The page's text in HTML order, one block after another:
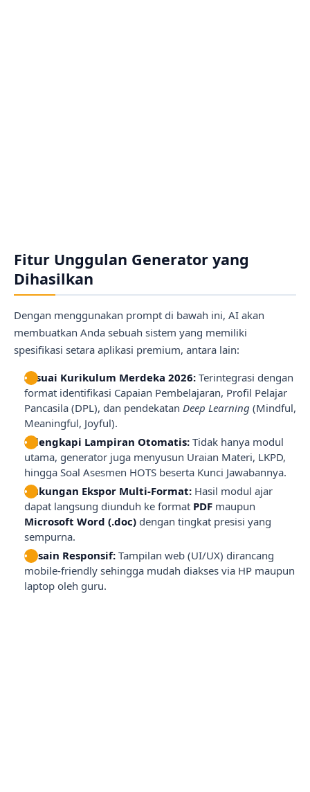
Fitur Unggulan Generator yang
Dihasilkan
Dengan menggunakan prompt di bawah ini, AI akan
membuatkan Anda sebuah sistem yang memiliki
spesifikasi setara aplikasi premium, antara lain:
Sesuai Kurikulum Merdeka 2026: Terintegrasi dengan
format identifikasi Capaian Pembelajaran, Profil Pelajar
Pancasila (DPL), dan pendekatan Deep Learning (Mindful,
Meaningful, Joyful).
Dilengkapi Lampiran Otomatis: Tidak hanya modul
utama, generator juga menyusun Uraian Materi, LKPD,
hingga Soal Asesmen HOTS beserta Kunci Jawabannya.
Dukungan Ekspor Multi-Format: Hasil modul ajar
dapat langsung diunduh ke format PDF maupun
Microsoft Word (.doc) dengan tingkat presisi yang
sempurna.
Desain Responsif: Tampilan web (UI/UX) dirancang
mobile-friendly sehingga mudah diakses via HP maupun
laptop oleh guru.